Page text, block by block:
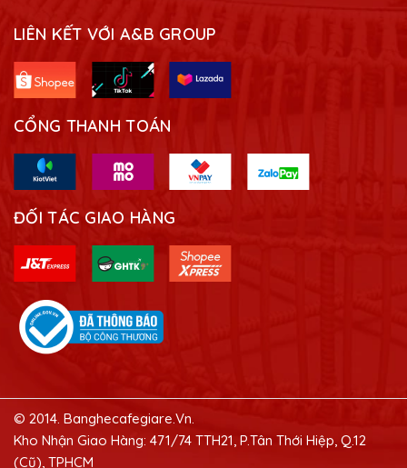
LIÊN KẾT VỚI A&B GROUP
CỔNG THANH TOÁN
ĐỐI TÁC GIAO HÀNG
© 2014. Banghecafegiare.Vn.
Kho Nhận Giao Hàng: 471/74 TTH21, P.Tân Thới Hiệp, Q.12
(Cũ), TPHCM